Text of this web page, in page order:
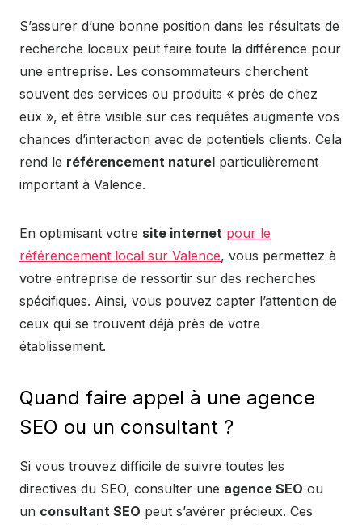
S’assurer d’une bonne position dans les résultats de
recherche locaux peut faire toute la différence pour
une entreprise. Les consommateurs cherchent
souvent des services ou produits « près de chez
eux », et être visible sur ces requêtes augmente vos
chances d’interaction avec de potentiels clients. Cela
rend le référencement naturel particulièrement
important à Valence.
En optimisant votre site internet pour le
référencement local sur Valence, vous permettez à
votre entreprise de ressortir sur des recherches
spécifiques. Ainsi, vous pouvez capter l’attention de
ceux qui se trouvent déjà près de votre
établissement.
Quand faire appel à une agence
SEO ou un consultant ?
Si vous trouvez difficile de suivre toutes les
directives du SEO, consulter une agence SEO ou
un consultant SEO peut s’avérer précieux. Ces